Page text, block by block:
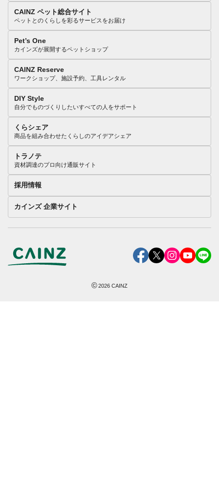
CAINZ ペット総合サイト
ペットとのくらしを彩るサービスをお届け
Pet’s One
カインズが展開するペットショップ
CAINZ Reserve
ワークショップ、施設予約、工具レンタル
DIY Style
自分でものづくりしたいすべての人をサポート
くらシェア
商品を組み合わせたくらしのアイデアシェア
トラノテ
資材調達のプロ向け通販サイト
採用情報
カインズ 企業サイト
©2026 CAINZ